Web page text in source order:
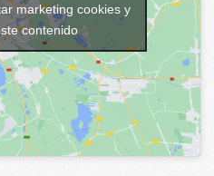
marketing cookies y
contenido